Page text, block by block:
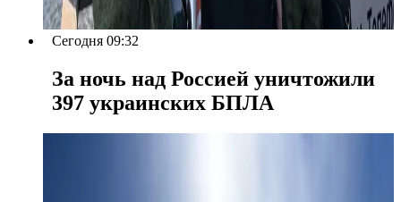
Сегодня 09:32
За ночь над Россией уничтожили
397 украинских БПЛА